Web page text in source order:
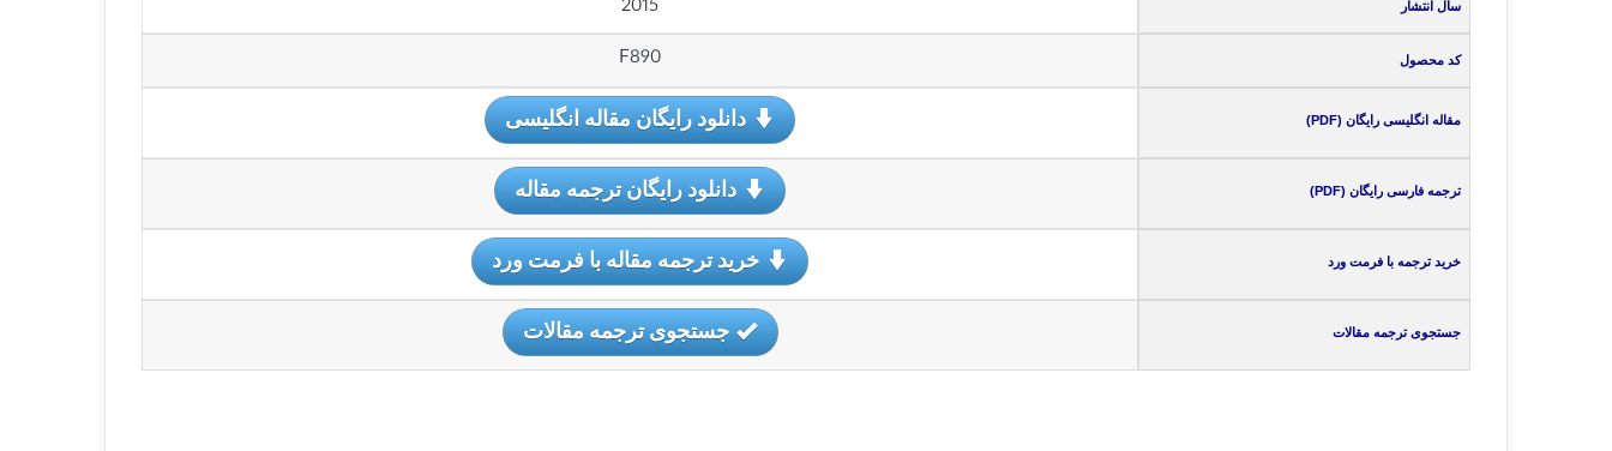
سال انتشار 2015
کد محصول F890
مقاله انگلیسی رایگان (PDF) دانلود رایگان مقاله انگلیسی
ترجمه فارسی رایگان (PDF) دانلود رایگان ترجمه مقاله
خرید ترجمه با فرمت ورد خرید ترجمه مقاله با فرمت ورد
جستجوی ترجمه مقالات جستجوی ترجمه مقالات